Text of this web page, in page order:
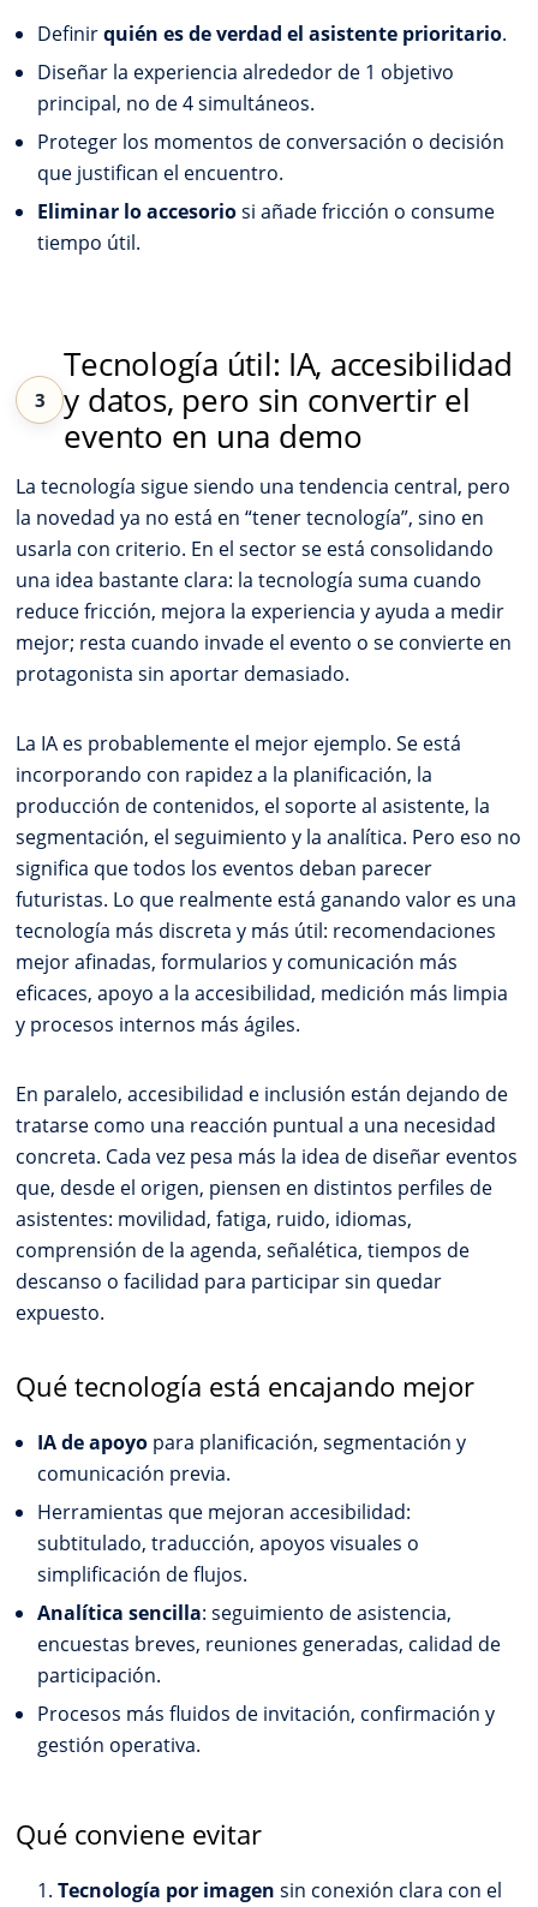
Definirquién es de verdad el asistente prioritario.
Diseñar la experiencia alrededor de 1 objetivo
principal, no de 4 simultáneos.
Proteger los momentos de conversación o decisión
que justifican el encuentro.
Eliminar lo accesoriosi añade fricción o consume
tiempo útil.
Tecnología útil: IA, accesibilidad
y datos, pero sin convertir el
evento en una demo
La tecnología sigue siendo una tendencia central, pero
la novedad ya no está en “tener tecnología”, sino en
usarla con criterio. En el sector se está consolidando
una idea bastante clara: la tecnología suma cuando
reduce fricción, mejora la experiencia y ayuda a medir
mejor; resta cuando invade el evento o se convierte en
protagonista sin aportar demasiado.
La IA es probablemente el mejor ejemplo. Se está
incorporando con rapidez a la planificación, la
producción de contenidos, el soporte al asistente, la
segmentación, el seguimiento y la analítica. Pero eso no
significa que todos los eventos deban parecer
futuristas. Lo que realmente está ganando valor es una
tecnología más discreta y más útil: recomendaciones
mejor afinadas, formularios y comunicación más
eficaces, apoyo a la accesibilidad, medición más limpia
y procesos internos más ágiles.
En paralelo, accesibilidad e inclusión están dejando de
tratarse como una reacción puntual a una necesidad
concreta. Cada vez pesa más la idea de diseñar eventos
que, desde el origen, piensen en distintos perfiles de
asistentes: movilidad, fatiga, ruido, idiomas,
comprensión de la agenda, señalética, tiempos de
descanso o facilidad para participar sin quedar
expuesto.
Qué tecnología está encajando mejor
IA de apoyo para planificación, segmentación y
comunicación previa.
Herramientas que mejoran accesibilidad:
subtitulado, traducción, apoyos visuales o
simplificación de flujos.
Analítica sencilla: seguimiento de asistencia,
encuestas breves, reuniones generadas, calidad de
participación.
Procesos más fluidos de invitación, confirmación y
gestión operativa.
Qué conviene evitar
Tecnología por imagen sin conexión clara con el